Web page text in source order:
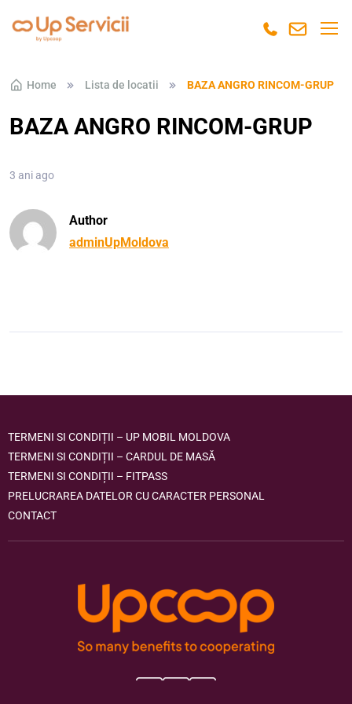
Skip to navigation
Skip to content
Home Lista de locatii BAZA ANGRO RINCOM-GRUP
BAZA ANGRO RINCOM-GRUP
3 ani ago
Author
adminUpMoldova
TERMENI SI CONDIȚII – UP MOBIL MOLDOVA
TERMENI SI CONDIȚII – CARDUL DE MASĂ
TERMENI SI CONDIȚII – FITPASS
PRELUCRAREA DATELOR CU CARACTER PERSONAL
CONTACT